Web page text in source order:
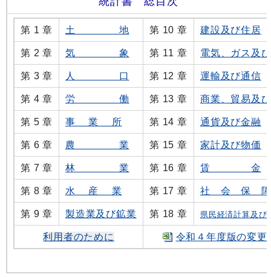
第 1 章 土 地 第 10 章 建設及び住居
第 2 章 気 象 第 11 章 電気、ガス及
第 3 章 人 口 第 12 章 運輸及び通信
第 4 章 労 働 第 13 章 商業、貿易及
第 5 章 事 業 所 第 14 章 通貨及び金融
第 6 章 農 業 第 15 章 家計及び物価
第 7 章 林 業 第 16 章 賃 金
第 8 章 水 産 業 第 17 章 社 会 保 障
第 9 章 製造業及び鉱業 第 18 章 県民経済計算及び
利用者のために 令和４年度版の変更